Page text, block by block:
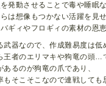
を発動させることで毒や睡眠
は想像もつかない活躍を見
ギィやフロギィの素材の恩
器なので、作成難易度は低
王者のエリマキや狗竜の頭…
るのが狗竜の爪であり、
そこそこなので連戦しても